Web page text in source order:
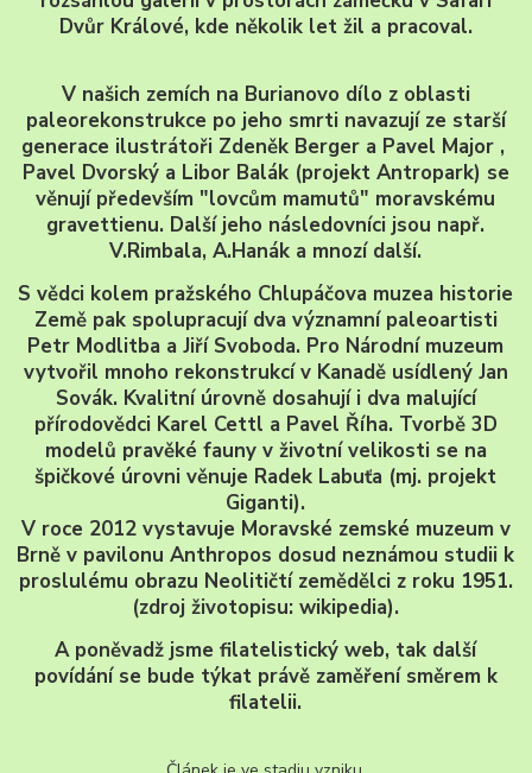
Dvůr Králové, kde několik let žil a pracoval.
V našich zemích na Burianovo dílo z oblasti
paleorekonstrukce po jeho smrti navazují ze starší
generace ilustrátoři Zdeněk Berger a Pavel Major ,
Pavel Dvorský a Libor Balák (projekt Antropark) se
věnují především "lovcům mamutů" moravskému
gravettienu. Další jeho následovníci jsou např.
V.Rimbala, A.Hanák a mnozí další.
S vědci kolem pražského Chlupáčova muzea historie
Země pak spolupracují dva významní paleoartisti
Petr Modlitba a Jiří Svoboda. Pro Národní muzeum
vytvořil mnoho rekonstrukcí v Kanadě usídlený Jan
Sovák. Kvalitní úrovně dosahují i dva malující
přírodovědci Karel Cettl a Pavel Říha. Tvorbě 3D
modelů pravěké fauny v životní velikosti se na
špičkové úrovni věnuje Radek Labuťa (mj. projekt
Giganti).
V roce 2012 vystavuje Moravské zemské muzeum v
Brně v pavilonu Anthropos dosud neznámou studii k
proslulému obrazu Neolitičtí zemědělci z roku 1951.
(zdroj životopisu: wikipedia).
A poněvadž jsme filatelistický web, tak další
povídání se bude týkat právě zaměření směrem k
filatelii.